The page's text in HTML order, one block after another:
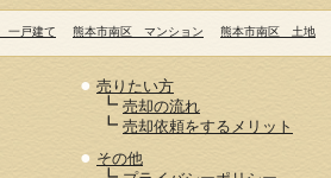
一戸建て 熊本市南区 マンション 熊本市南区 土地
● 売りたい方
┗ 売却の流れ
┗ 売却依頼をするメリット
● その他